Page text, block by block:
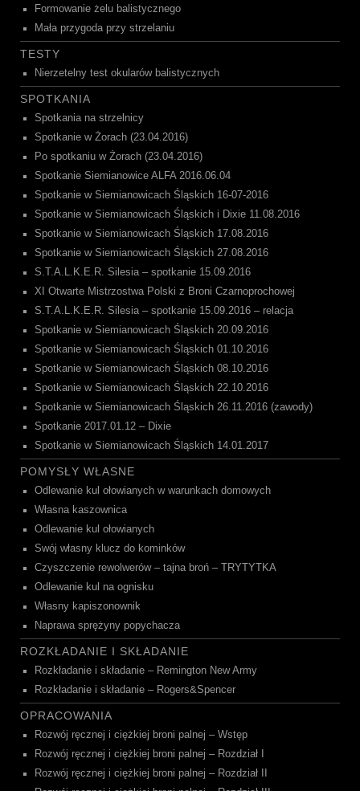
Formowanie żelu balistycznego
Mała przygoda przy strzelaniu
TESTY
Nierzetelny test okularów balistycznych
SPOTKANIA
Spotkania na strzelnicy
Spotkanie w Żorach (23.04.2016)
Po spotkaniu w Żorach (23.04.2016)
Spotkanie Siemianowice ALFA 2016.06.04
Spotkanie w Siemianowicach Śląskich 16-07-2016
Spotkanie w Siemianowicach Śląskich i Dixie 11.08.2016
Spotkanie w Siemianowicach Śląskich 17.08.2016
Spotkanie w Siemianowicach Śląskich 27.08.2016
S.T.A.L.K.E.R. Silesia – spotkanie 15.09.2016
XI Otwarte Mistrzostwa Polski z Broni Czarnoprochowej
S.T.A.L.K.E.R. Silesia – spotkanie 15.09.2016 – relacja
Spotkanie w Siemianowicach Śląskich 20.09.2016
Spotkanie w Siemianowicach Śląskich 01.10.2016
Spotkanie w Siemianowicach Śląskich 08.10.2016
Spotkanie w Siemianowicach Śląskich 22.10.2016
Spotkanie w Siemianowicach Śląskich 26.11.2016 (zawody)
Spotkanie 2017.01.12 – Dixie
Spotkanie w Siemianowicach Śląskich 14.01.2017
POMYSŁY WŁASNE
Odlewanie kul ołowianych w warunkach domowych
Własna kaszownica
Odlewanie kul ołowianych
Swój własny klucz do kominków
Czyszczenie rewolwerów – tajna broń – TRYTYTKA
Odlewanie kul na ognisku
Własny kapiszonownik
Naprawa sprężyny popychacza
ROZKŁADANIE I SKŁADANIE
Rozkładanie i składanie – Remington New Army
Rozkładanie i składanie – Rogers&Spencer
OPRACOWANIA
Rozwój ręcznej i ciężkiej broni palnej – Wstęp
Rozwój ręcznej i ciężkiej broni palnej – Rozdział I
Rozwój ręcznej i ciężkiej broni palnej – Rozdział II